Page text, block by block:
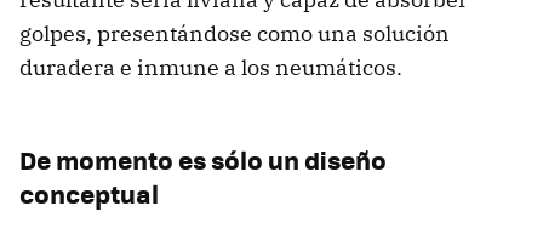
golpes, presentándose como una solución
duradera e inmune a los neumáticos.
De momento es sólo un diseño
conceptual